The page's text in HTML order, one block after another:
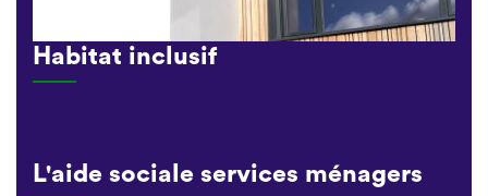
Habitat inclusif
L'aide sociale services ménagers